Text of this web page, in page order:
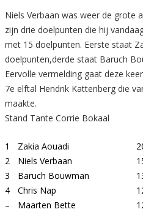
Niels Verbaan was weer de grote
zijn drie doelpunten die hij
met 15 doelpunten. Eerste staat
doelpunten,derde staat Baruch
Eervolle vermelding gaat deze
7e elftal Hendrik Kattenberg die
maakte.
Stand Tante Corrie Bokaal
1 Zakia Aouadi
2
Niels Verbaan
3
Baruch Bouwman
4
Chris Nap
–
Maarten Bette